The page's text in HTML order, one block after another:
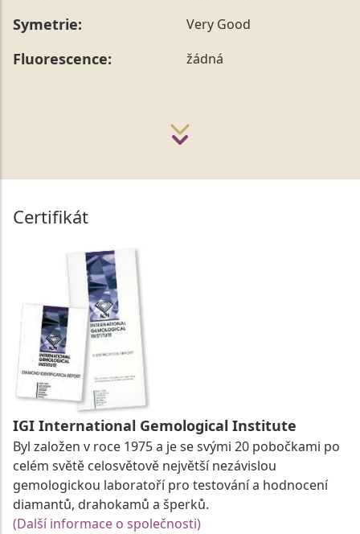
Symetrie: Very Good
Fluorescence: žádná
Certifikát
IGI International Gemological Institute
Byl založen v roce 1975 a je se svými 20 pobočkami po
celém světě celosvětově největší nezávislou
gemologickou laboratoří pro testování a hodnocení
diamantů, drahokamů a šperků.
(Další informace o společnosti)